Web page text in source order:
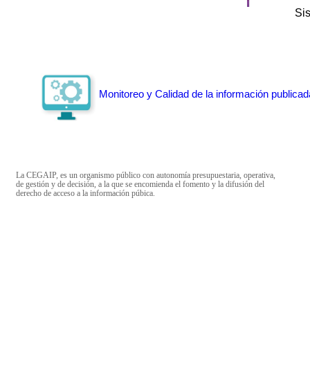
Monitoreo y Calidad de la información
La CEGAIP, es un organismo público con autonomía presupuestaria, operativa,
de gestión y de decisión, a la que se encomienda el fomento y la difusión del
derecho de acceso a la información púbica.